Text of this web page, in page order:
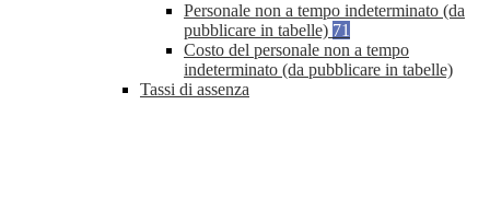
Personale non a tempo indeterminato (da
pubblicare in tabelle) 71
Costo del personale non a tempo
indeterminato (da pubblicare in tabelle)
Tassi di assenza